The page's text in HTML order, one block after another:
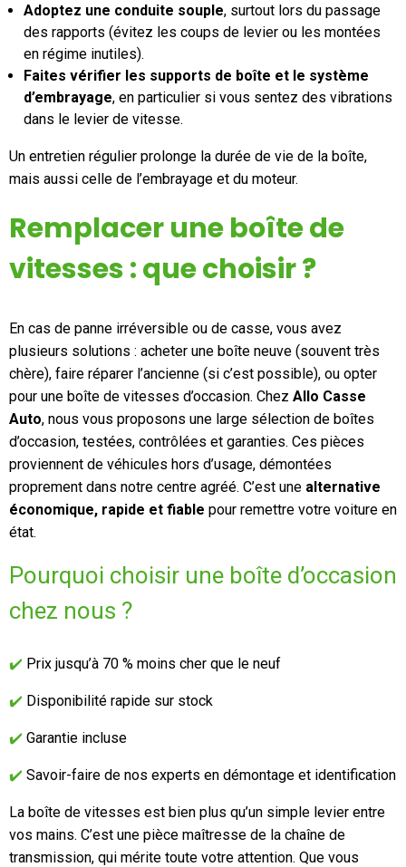
Adoptez une conduite souple, surtout lors du passage
des rapports (évitez les coups de levier ou les montées
en régime inutiles).
Faites vérifier les supports de boîte et le système
d’embrayage, en particulier si vous sentez des vibrations
dans le levier de vitesse.
Un entretien régulier prolonge la durée de vie de la boîte,
mais aussi celle de l’embrayage et du moteur.
Remplacer une boîte de
vitesses : que choisir ?
En cas de panne irréversible ou de casse, vous avez
plusieurs solutions : acheter une boîte neuve (souvent très
chère), faire réparer l’ancienne (si c’est possible), ou opter
pour une boîte de vitesses d’occasion. Chez Allo Casse
Auto, nous vous proposons une large sélection de boîtes
d’occasion, testées, contrôlées et garanties. Ces pièces
proviennent de véhicules hors d’usage, démontées
proprement dans notre centre agréé. C’est une alternative
économique, rapide et fiable pour remettre votre voiture en
état.
Pourquoi choisir une boîte d’occasion
chez nous ?
✔️ Prix jusqu’à 70 % moins cher que le neuf
✔️ Disponibilité rapide sur stock
✔️ Garantie incluse
✔️ Savoir-faire de nos experts en démontage et identification
La boîte de vitesses est bien plus qu’un simple levier entre
vos mains. C’est une pièce maîtresse de la chaîne de
transmission, qui mérite toute votre attention. Que vous